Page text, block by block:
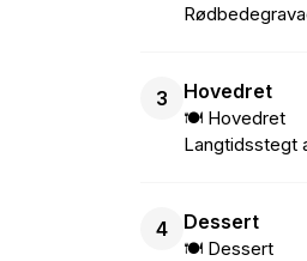
3 Hovedret
🍽 Hovedret
Langtidsstegt
4 Dessert
🍽 Dessert